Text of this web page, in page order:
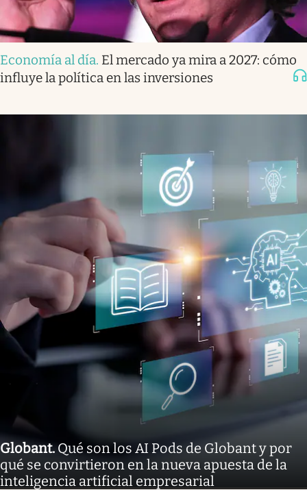
Economía al día. El mercado ya mira a 2027: cómo
influye la política en las inversiones
Globant.Qué son los AI Pods de Globant y por
qué se convirtieron en la nueva apuesta de la
inteligencia artificial empresarial